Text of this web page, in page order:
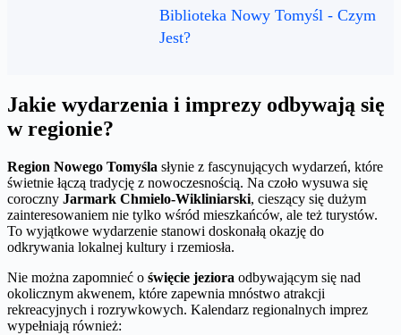
Biblioteka Nowy Tomyśl - Czym
Jest?
Jakie wydarzenia i imprezy odbywają się
w regionie?
Region Nowego Tomyśla słynie z fascynujących wydarzeń, które
świetnie łączą tradycję z nowoczesnością. Na czoło wysuwa się
coroczny Jarmark Chmielo-Wikliniarski, cieszący się dużym
zainteresowaniem nie tylko wśród mieszkańców, ale też turystów.
To wyjątkowe wydarzenie stanowi doskonałą okazję do
odkrywania lokalnej kultury i rzemiosła.
Nie można zapomnieć o święcie jeziora odbywającym się nad
okolicznym akwenem, które zapewnia mnóstwo atrakcji
rekreacyjnych i rozrywkowych. Kalendarz regionalnych imprez
wypełniają również: